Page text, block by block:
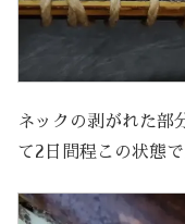
ネックの剥がれた部
て2日間程この状態